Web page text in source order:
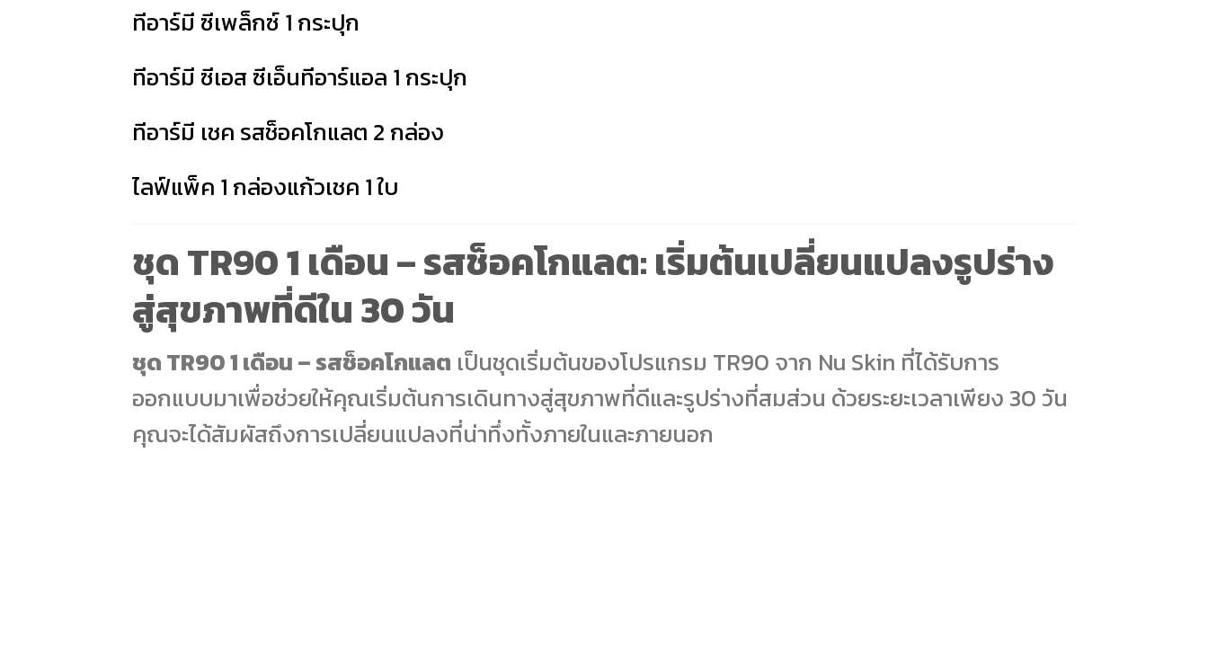
ทีอาร์มี ซีเพล็กซ์ 1 กระปุก
ทีอาร์มี ซีเอส ซีเอ็นทีอาร์แอล 1 กระปุก
ทีอาร์มี เชค รสช็อคโกแลต 2 กล่อง
ไลฟ์แพ็ค 1 กล่องแก้วเชค 1 ใบ
ชุด TR90 1 เดือน – รสช็อคโกแลต: เริ่มต้นเปลี่ยนแปลงรูปร่าง
สู่สุขภาพที่ดีใน 30 วัน
ชุด TR90 1 เดือน – รสช็อคโกแลต เป็นชุดเริ่มต้นของโปรแกรม TR90 จาก Nu Skin ที่ได้รับการ
ออกแบบมาเพื่อช่วยให้คุณเริ่มต้นการเดินทางสู่สุขภาพที่ดีและรูปร่างที่สมส่วน ด้วยระยะเวลาเพียง 30 วัน
คุณจะได้สัมผัสถึงการเปลี่ยนแปลงที่น่าทึ่งทั้งภายในและภายนอก